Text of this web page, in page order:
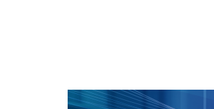
CAPA SOBRE ACESSO